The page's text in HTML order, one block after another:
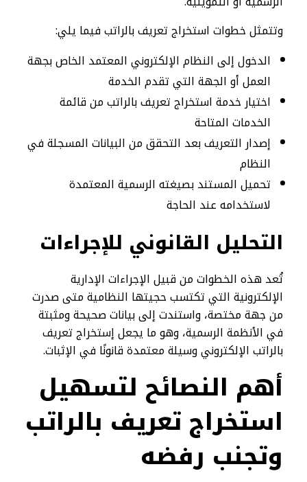
وتتمثل خطوات استخراج تعريف بالراتب فيما يلي:
الدخول إلى النظام الإلكتروني المعتمد الخاص بجهة
العمل أو الجهة التي تقدم الخدمة
اختيار خدمة استخراج تعريف بالراتب من قائمة
الخدمات المتاحة
إصدار التعريف بعد التحقق من البيانات المسجلة في
النظام
تحميل المستند بصيغته الرسمية المعتمدة
لاستخدامه عند الحاجة
التحليل القانوني للإجراءات
تُعد هذه الخطوات من قبيل الإجراءات الإدارية
الإلكترونية التي تكتسب حجيتها النظامية متى صدرت
من جهة مختصة، واستندت إلى بيانات صحيحة ومثبتة
في الأنظمة الرسمية، وهو ما يجعل إستخراج تعريف
بالراتب الإلكتروني وسيلة معتمدة قانونًا في الإثبات.
أهم النصائح لتسهيل
استخراج تعريف بالراتب
وتجنب رفضه